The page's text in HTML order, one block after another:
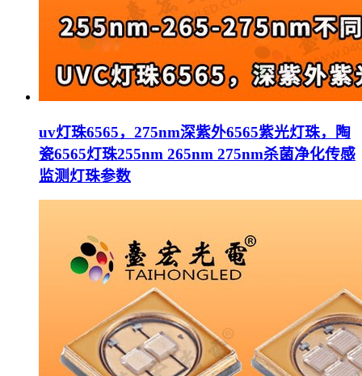
uv灯珠6565，275nm深紫外6565紫光灯珠，陶
瓷6565灯珠255nm 265nm 275nm杀菌净化传感
监测灯珠参数